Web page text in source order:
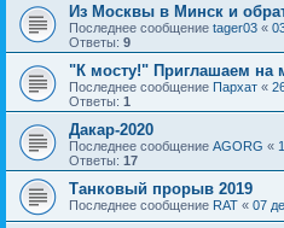
Из Москвы в Минск и
Последнее сообщение tager03 «
Ответы: 9
"К мосту!" Приглашаем на
Последнее сообщение Пархат «
Ответы: 1
Дакар-2020
Последнее сообщение AGORG «
Ответы: 17
Танковый прорыв 2019
Последнее сообщение RAT « 07